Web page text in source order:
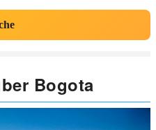
Bogota